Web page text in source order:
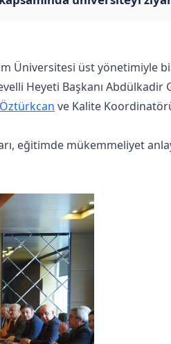
Üniversitesi üst
Heyeti Başkanı Abdülkadir
ve Kalite
eğitimde mükemmeliyet